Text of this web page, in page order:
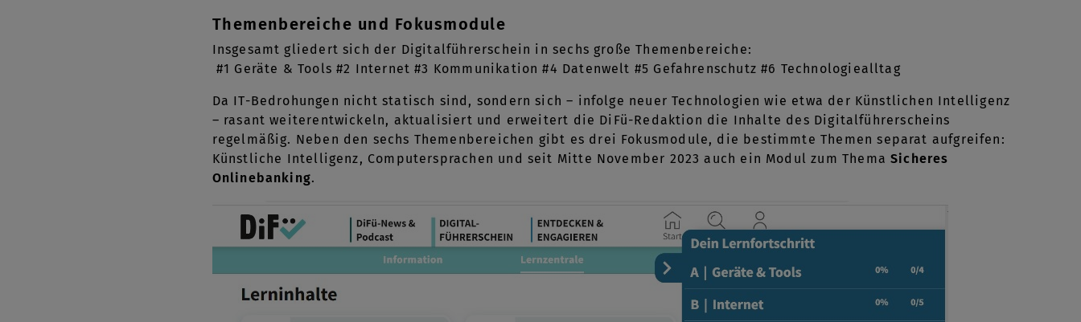
Themenbereiche und Fokusmodule
Insgesamt gliedert sich der Digitalführerschein in sechs große Themenbereiche:
#1 Geräte & Tools #2 Internet #3 Kommunikation #4 Datenwelt #5 Gefahrenschutz #6 Technologiealltag
Da IT-Bedrohungen nicht statisch sind, sondern sich – infolge neuer Technologien wie etwa der Künstlichen Intelligenz
– rasant weiterentwickeln, aktualisiert und erweitert die DiFü-Redaktion die Inhalte des Digitalführerscheins
regelmäßig. Neben den sechs Themenbereichen gibt es drei Fokusmodule, die bestimmte Themen separat aufgreifen:
Künstliche Intelligenz, Computersprachen und seit Mitte November 2023 auch ein Modul zum ThemaSicheres
Onlinebanking.